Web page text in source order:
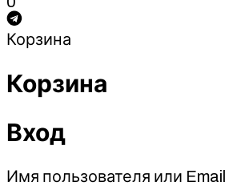
Корзина
Корзина
Вход
Имя пользователя или Email